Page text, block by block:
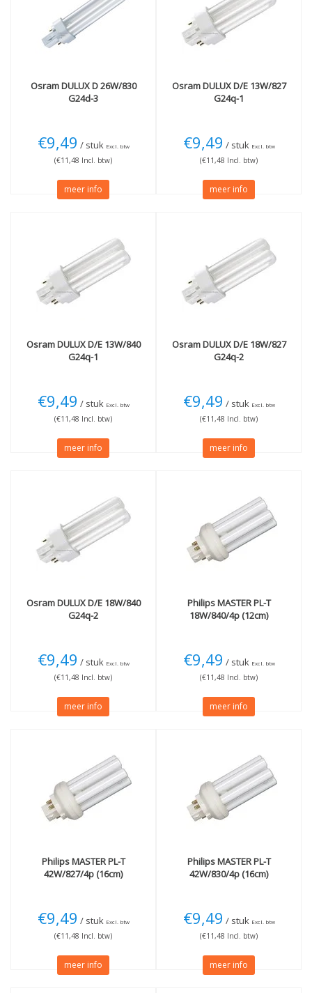
OsramDULUX D 26W/830
G24d-3
€9,49 / stuk Excl. btw
(€11,48 Incl. btw)
meer info
OsramDULUX D/E 13W/827
G24q-1
€9,49 / stuk Excl. btw
(€11,48 Incl. btw)
meer info
OsramDULUX D/E 13W/840
G24q-1
€9,49 / stuk Excl. btw
(€11,48 Incl. btw)
meer info
OsramDULUX D/E 18W/827
G24q-2
€9,49 / stuk Excl. btw
(€11,48 Incl. btw)
meer info
OsramDULUX D/E 18W/840
G24q-2
€9,49 / stuk Excl. btw
(€11,48 Incl. btw)
meer info
PhilipsMASTER PL-T
18W/840/4p (12cm)
€9,49 / stuk Excl. btw
(€11,48 Incl. btw)
meer info
PhilipsMASTER PL-T
42W/827/4p (16cm)
€9,49 / stuk Excl. btw
(€11,48 Incl. btw)
meer info
PhilipsMASTER PL-T
42W/830/4p (16cm)
€9,49 / stuk Excl. btw
(€11,48 Incl. btw)
meer info